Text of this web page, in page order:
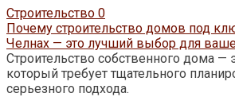
Строительство 0
Почему строительство домов под
Челнах — это лучший выбор для
Строительство собственного дома
который требует тщательного
серьезного подхода.